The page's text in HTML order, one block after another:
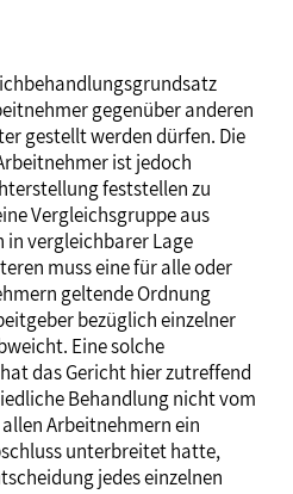
gegenüber anderen
gestellt werden dürfen. Die
ist jedoch
feststellen zu
Vergleichsgruppe aus
vergleichbarer Lage
muss eine für alle oder
geltende Ordnung
bezüglich einzelner
Eine solche
das Gericht hier zutreffend
Behandlung nicht vom
Arbeitnehmern ein
unterbreitet hatte,
jedes einzelnen